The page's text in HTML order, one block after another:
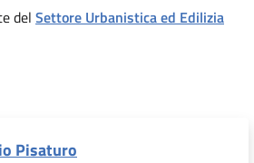
del Settore Urbanistica ed Edilizia
Pisaturo